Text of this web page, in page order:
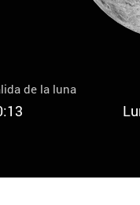
de la luna